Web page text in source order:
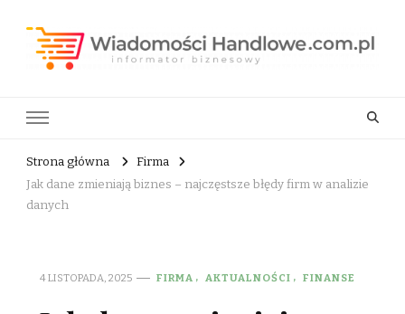
Strona główna
Firma
Jak dane zmieniają biznes – najczęstsze błędy firm w analizie
danych
4 LISTOPADA, 2025 FIRMA AKTUALNOŚCI FINANSE